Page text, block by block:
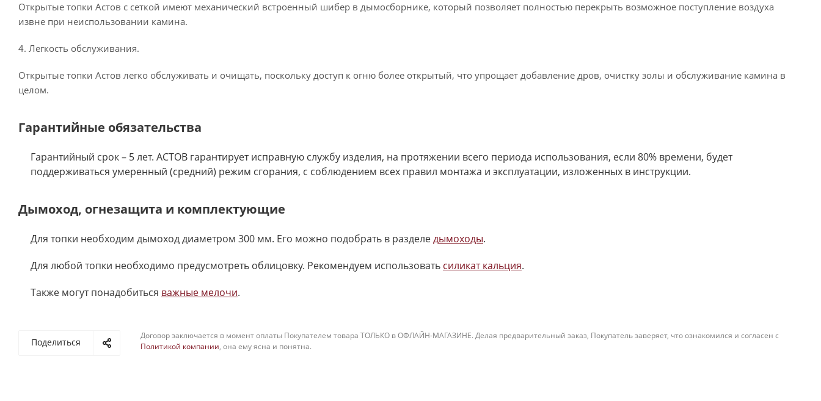
Открытые топки Астов с сеткой имеют механический встроенный шибер в дымосборнике, который позволяет полностью перекрыть возможное поступление воздуха
извне при неиспользовании камина.
4. Легкость обслуживания.
Открытые топки Астов легко обслуживать и очищать, поскольку доступ к огню более открытый, что упрощает добавление дров, очистку золы и обслуживание камина в
целом.
Гарантийные обязательства
Гарантийный срок – 5 лет. АСТОВ гарантирует исправную службу изделия, на протяжении всего периода использования, если 80% времени, будет
поддерживаться умеренный (средний) режим сгорания, с соблюдением всех правил монтажа и эксплуатации, изложенных в инструкции.
Дымоход, огнезащита и комплектующие
Для топки необходим дымоход диаметром 300 мм. Его можно подобрать в разделедымоходы.
Для любой топки необходимо предусмотреть облицовку. Рекомендуем использовать силикат кальция.
Также могут понадобиться важные мелочи.
Поделиться
Договор заключается в момент оплаты Покупателем товара ТОЛЬКО в ОФЛАЙН-МАГАЗИНЕ. Делая предварительный заказ, Покупатель заверяет, что ознакомился и согласен с
Политикой компании, она ему ясна и понятна.